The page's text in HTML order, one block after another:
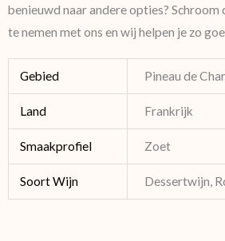
benieuwd naar andere opties? Schroom
te nemen met ons en wij helpen je zo
Gebied Pineau de
Land Frankrijk
Smaakprofiel Zoet
Soort Wijn Dessertwijn,